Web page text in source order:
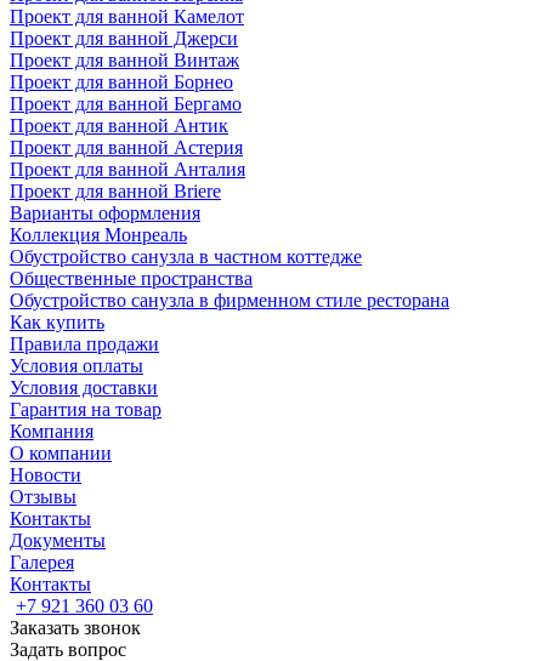
Проект для ванной Камелот
Проект для ванной Джерси
Проект для ванной Винтаж
Проект для ванной Борнео
Проект для ванной Бергамо
Проект для ванной Антик
Проект для ванной Астерия
Проект для ванной Анталия
Проект для ванной Briere
Варианты оформления
Коллекция Монреаль
Обустройство санузла в частном коттедже
Общественные пространства
Обустройство санузла в фирменном стиле ресторана
Как купить
Правила продажи
Условия оплаты
Условия доставки
Гарантия на товар
Компания
О компании
Новости
Отзывы
Контакты
Документы
Галерея
Контакты
+7 921 360 03 60
Заказать звонок
Задать вопрос